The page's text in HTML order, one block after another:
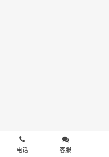
电话 客服